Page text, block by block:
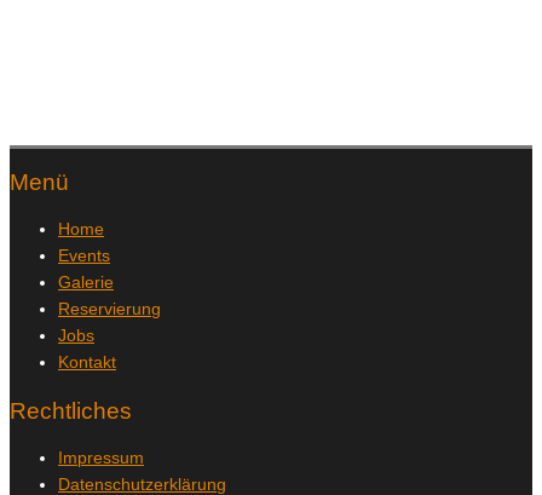
Menü
Home
Events
Galerie
Reservierung
Jobs
Kontakt
Rechtliches
Impressum
Datenschutzerklärung